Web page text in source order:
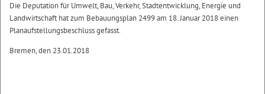
Die Deputation für Umwelt, Bau, Verkehr, Stadtentwicklung, Energie und
Landwirtschaft hat zum Bebauungsplan 2499 am 18. Januar 2018 einen
Planaufstellungsbeschluss gefasst.
Bremen, den 23.01.2018